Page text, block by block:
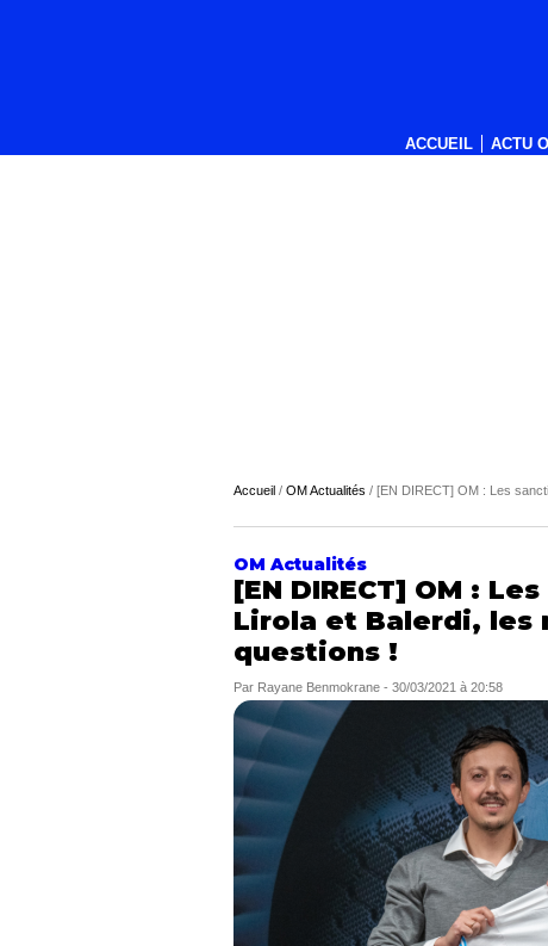
ACCUEIL ACTU
Accueil / OM Actualités / [EN DIRECT] OM : Les
OM Actualités
[EN DIRECT] OM :
Lirola et Balerdi, les
questions !
Par Rayane Benmokrane - 30/03/2021 à 20:58